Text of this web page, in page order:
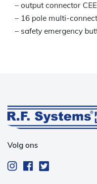
– output connector
– 16 pole multi-
– safety emergency
Volg ons